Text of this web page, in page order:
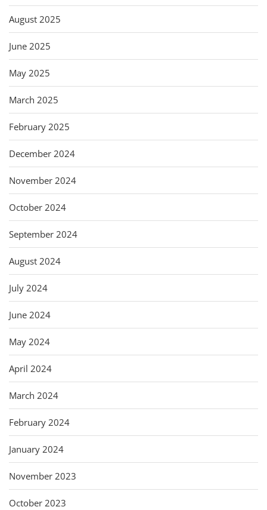
August 2025
June 2025
May 2025
March 2025
February 2025
December 2024
November 2024
October 2024
September 2024
August 2024
July 2024
June 2024
May 2024
April 2024
March 2024
February 2024
January 2024
November 2023
October 2023